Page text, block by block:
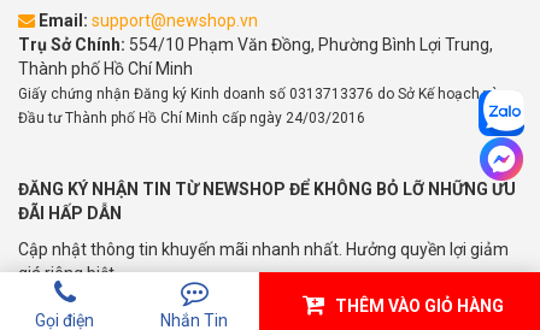
Gọi điện Nhắn Tin
THÊM VÀO GIỎ HÀNG
Email: support@newshop.vn
Trụ Sở Chính: 554/10 Phạm Văn Đồng, Phường Bình Lợi Trung,
Thành phố Hồ Chí Minh
Giấy chứng nhận Đăng ký Kinh doanh số 0313713376 do Sở Kế hoạch và
Đầu tư Thành phố Hồ Chí Minh cấp ngày 24/03/2016
ĐĂNG KÝ NHẬN TIN TỪ NEWSHOP ĐỂ KHÔNG BỎ LỠ NHỮNG ƯU
ĐÃI HẤP DẪN
Cập nhật thông tin khuyến mãi nhanh nhất. Hưởng quyền lợi giảm
giá riêng biệt
Gửi